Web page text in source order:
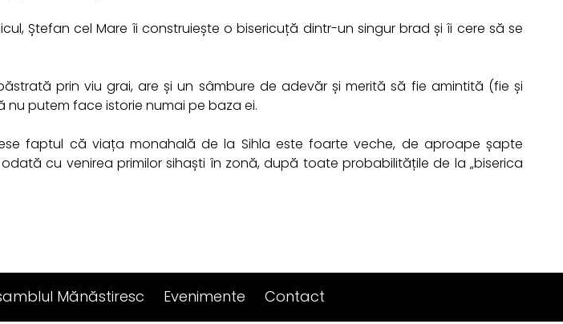
Ștefan cel Mare îi construiește o bisericuță dintr-un singur brad și îi cere să se
prin viu grai, are și un sâmbure de adevăr și merită să fie amintită (fie și
nu putem face istorie numai pe baza ei.
faptul că viața monahală de la Sihla este foarte veche, de aproape șapte
cu venirea primilor sihaști în zonă, după toate probabilitățile de la „biserica
Mănăstiresc Evenimente Contact